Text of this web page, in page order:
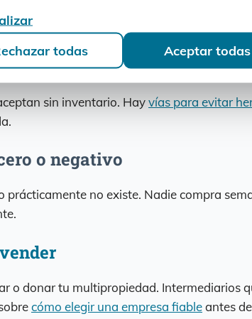
hasta 5 años de deuda reclamable. Es el
→
quiere
sin inventario. Hayvías para evitar
o negativo
prácticamente no existe. Nadie compra
vender
o donar tu multipropiedad. Intermediarios
cómo elegir una empresa fiableantes
todas
Aceptar todas
todas Aceptar todas